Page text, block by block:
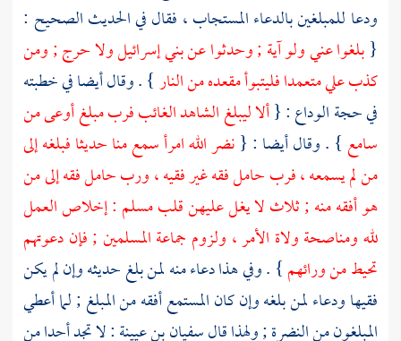
ودعا للمبلغين بالدعاء المستجاب ، فقال في الحديث الصحيح :
{بلغوا عني ولو آية ; وحدثوا عن بني إسرائيل ولا حرج ; ومن
كذب علي متعمدا فليتبوأ مقعده من النار} . وقال أيضا في خطبته
في حجة الوداع : {ألا ليبلغ الشاهد الغائب فرب مبلغ أوعى من
سامع } . وقال أيضا : {نضر الله امرأ سمع منا حديثا فبلغه إلى
من لم يسمعه ، فرب حامل فقه غير فقيه ، ورب حامل فقه إلى من
هو أفقه منه ; ثلاث لا يغل عليهن قلب مسلم : إخلاص العمل
لله ومناصحة ولاة الأمر ، ولزوم جماعة المسلمين ; فإن دعوتهم
تحيط من ورائهم} . وفي هذا دعاء منه لمن بلغ حديثه وإن لم يكن
فقيها ودعاء لمن بلغه وإن كان المستمع أفقه من المبلغ ; لما أعطي
المبلغون من النضرة ; ولهذا قالسفيان بن عيينة: لا تجد أحدا من